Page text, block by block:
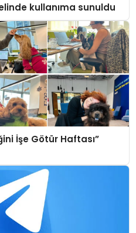
kullanıma sunuldu
İşe Götür Haftası”